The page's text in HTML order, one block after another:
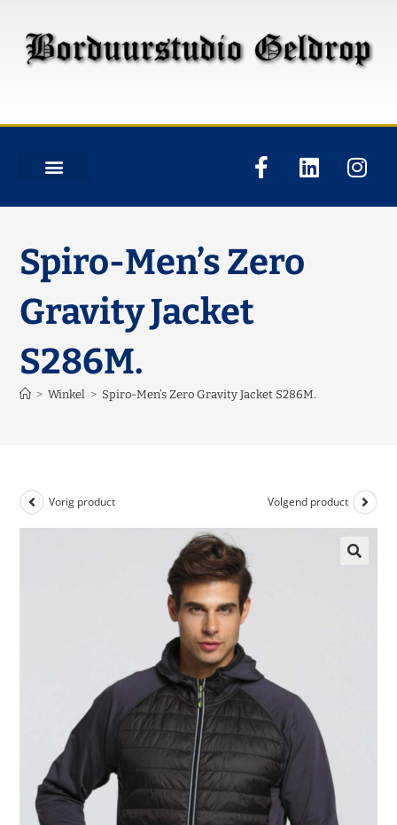
Spiro-Men’s Zero
Gravity Jacket
S286M.
> Winkel > Spiro-Men’s Zero Gravity Jacket S286M.
Vorig product Volgend product